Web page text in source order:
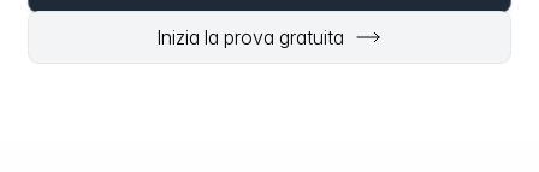
Inizia la prova gratuita